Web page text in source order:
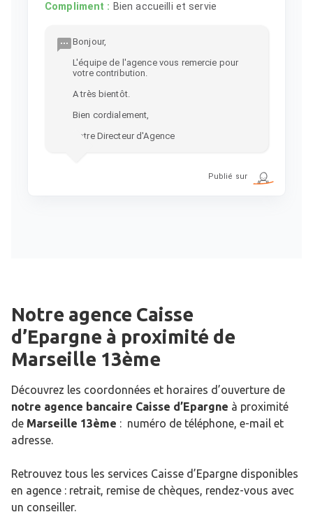
Notre agence Caisse
d’Epargne à proximité de
Marseille 13ème
Découvrez les coordonnées et horaires d’ouverture de
notre agence bancaire Caisse d’Epargne à proximité
de Marseille 13ème : numéro de téléphone, e-mail et
adresse.
Retrouvez tous les services Caisse d’Epargne disponibles
en agence : retrait, remise de chèques, rendez-vous avec
un conseiller.